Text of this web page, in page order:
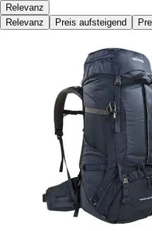
Relevanz
Relevanz
Preis aufsteigend